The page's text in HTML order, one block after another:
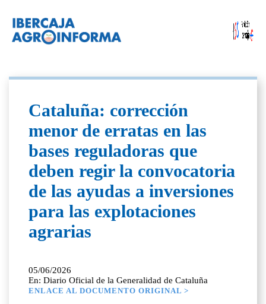
Cataluña: corrección
menor de erratas en las
bases reguladoras que
deben regir la convocatoria
de las ayudas a inversiones
para las explotaciones
agrarias
05/06/2026
En: Diario Oficial de la Generalidad de Cataluña
ENLACE AL DOCUMENTO ORIGINAL >